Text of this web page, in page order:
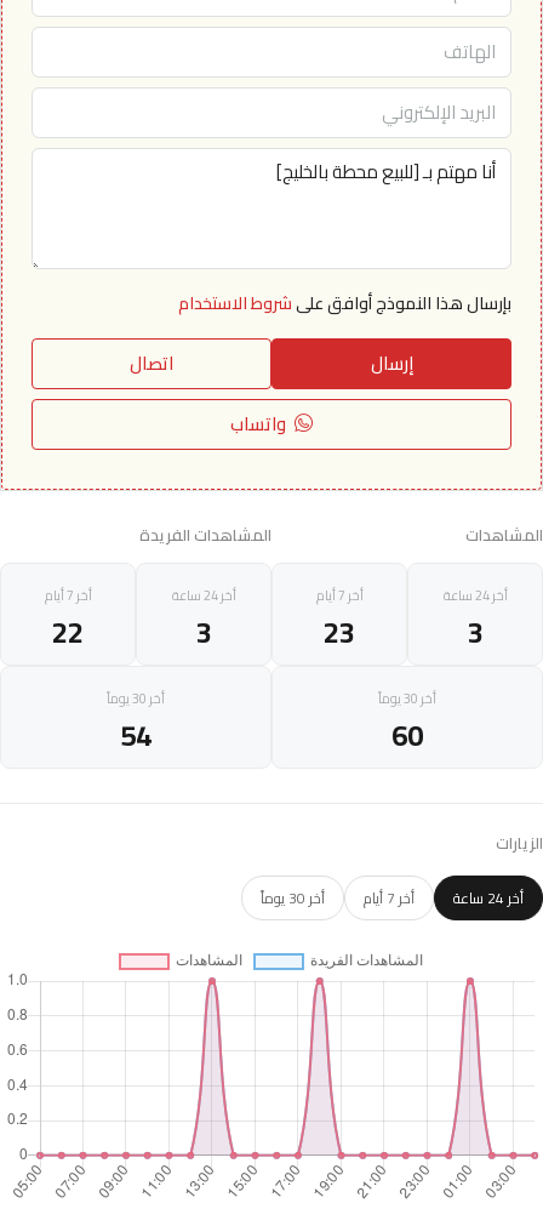
بإرسال هذا النموذج أوافق علىشروط الاستخدام
إرسال
اتصال
واتساب
المشاهدات
أخر 24 ساعة
3
أخر 7 أيام
23
أخر 30 يوماً
60
المشاهدات الفريدة
أخر 24 ساعة
3
أخر 7 أيام
22
أخر 30 يوماً
54
الزيارات
أخر 24 ساعة أخر 7 أيام أخر 30 يوماً